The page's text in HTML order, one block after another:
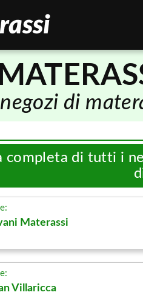
di
completa di tutti i
Materassi
Villaricca